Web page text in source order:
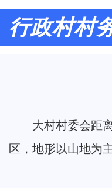
行政村村
大村村委会距
区，地形以山地为